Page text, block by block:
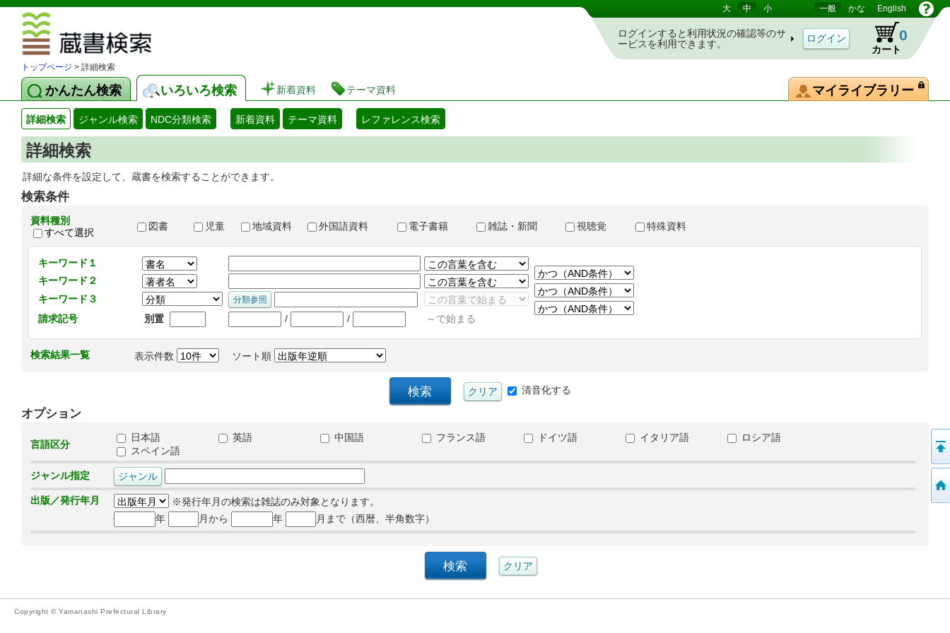
大 中 小 一般 かな English
ログインすると利用状況の確認等のサ
ービスを利用できます。
カート
0
トップページ > 詳細検索
かんたん検索 いろいろ検索 新着資料 テーマ資料 マイライブラリー
詳細検索 ジャンル検索 NDC分類検索 新着資料 テーマ資料 レファレンス検索
詳細検索
詳細な条件を設定して、蔵書を検索することができます。
検索条件
資料種別
すべて選択
図書 児童 地域資料 外国語資料 電子書籍 雑誌・新聞 視聴覚 特殊資料
キーワード１
キーワード２
キーワード３
請求記号
別置 / / ～で始まる
検索結果一覧 表示件数 ソート順
清音化する
オプション
言語区分
日本語 英語 中国語 フランス語 ドイツ語 イタリア語
ロシア語
スペイン語
ジャンル指定
出版／発行年月
※発行年月の検索は雑誌のみ対象となります。
年
月から 年 月まで（西暦、半角数字）
Copyright © Yamanashi Prefectural Library